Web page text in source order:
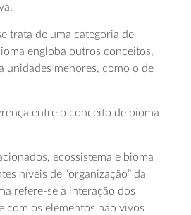
trata de uma categoria de
engloba outros conceitos,
unidades menores, como o de
entre o conceito de bioma
ecossistema e bioma
níveis de “organização” da
refere-se à interação dos
com os elementos não vivos